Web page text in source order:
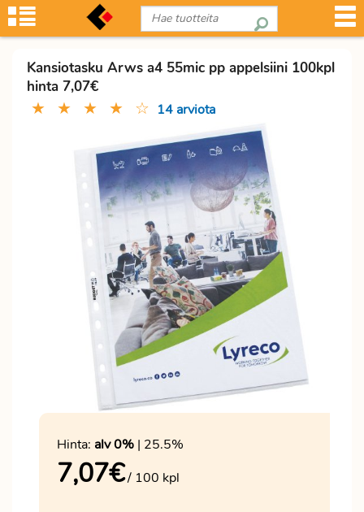
Kansiotasku Arws a4 55mic pp appelsiini 100kpl
hinta 7,07€
★ ★ ★ ★ ☆ 14 arviota
Hinta: alv 0% | 25.5%
7,07€/ 100 kpl